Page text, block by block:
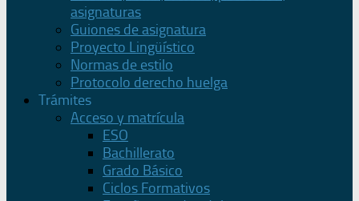
asignaturas
Guiones de asignatura
Proyecto Lingüístico
Normas de estilo
Protocolo derecho huelga
Trámites
Acceso y matrícula
ESO
Bachillerato
Grado Básico
Ciclos Formativos